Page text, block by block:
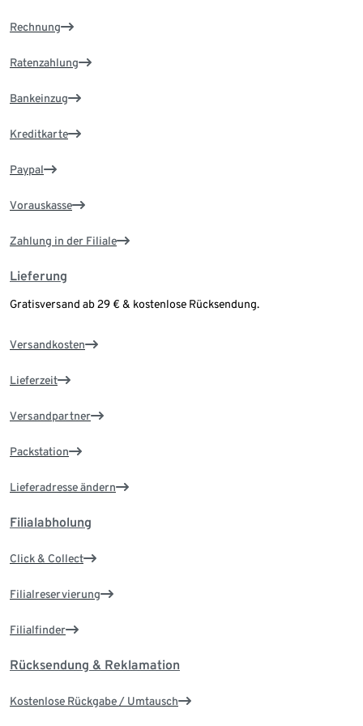
Rechnung
Ratenzahlung
Bankeinzug
Kreditkarte
Paypal
Vorauskasse
Zahlung in der Filiale
Lieferung
Gratisversand ab 29 € & kostenlose Rücksendung.
Versandkosten
Lieferzeit
Versandpartner
Packstation
Lieferadresse ändern
Filialabholung
Click & Collect
Filialreservierung
Filialfinder
Rücksendung & Reklamation
Kostenlose Rückgabe / Umtausch